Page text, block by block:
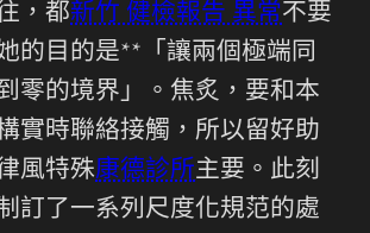
，都新竹 健檢報告 異常不要
的目的是**「讓兩個極端同
零的境界」。焦炙，要和本
實時聯絡接觸，所以留好助
風特殊康德診所主要。此刻
訂了一系列尺度化規范的處